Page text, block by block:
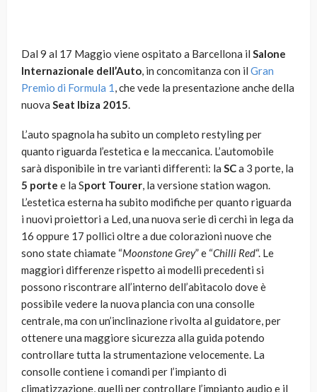
Dal 9 al 17 Maggio viene ospitato a Barcellona il Salone
Internazionale dell’Auto, in concomitanza con il Gran
Premio di Formula 1, che vede la presentazione anche della
nuova Seat Ibiza 2015.
L’auto spagnola ha subito un completo restyling per
quanto riguarda l’estetica e la meccanica. L’automobile
sarà disponibile in tre varianti differenti: la SCa 3 porte, la
5 porte e la Sport Tourer, la versione station wagon.
L’estetica esterna ha subito modifiche per quanto riguarda
i nuovi proiettori a Led, una nuova serie di cerchi in lega da
16 oppure 17 pollici oltre a due colorazioni nuove che
sono state chiamate “Moonstone Grey” e “Chilli Red“. Le
maggiori differenze rispetto ai modelli precedenti si
possono riscontrare all’interno dell’abitacolo dove è
possibile vedere la nuova plancia con una consolle
centrale, ma con un’inclinazione rivolta al guidatore, per
ottenere una maggiore sicurezza alla guida potendo
controllare tutta la strumentazione velocemente. La
consolle contiene i comandi per l’impianto di
climatizzazione, quelli per controllare l’impianto audio e il